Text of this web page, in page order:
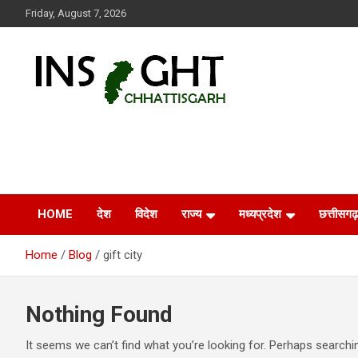
to
Friday, August 7, 2026
HOME देश विदेश राज्य मध्यप्रदेश छत्तीसगढ़
Home Blog gift city
Nothing Found
It seems we can’t find what you’re looking for. Perhaps